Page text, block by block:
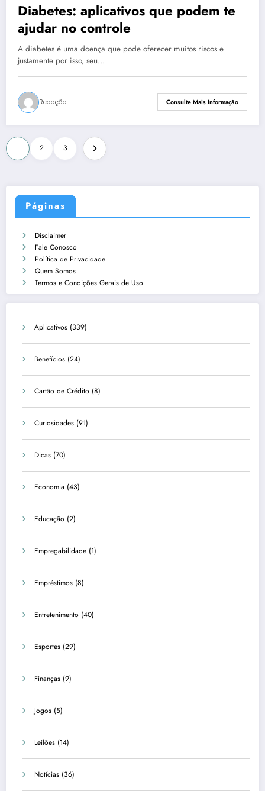
Diabetes: aplicativos que podem te
ajudar no controle
A diabetes é uma doença que pode oferecer muitos riscos e
justamente por isso, seu…
Redação Consulte Mais Informação
Paginação
de
posts
2 3
Páginas
Disclaimer
Fale Conosco
Política de Privacidade
Quem Somos
Termos e Condições Gerais de Uso
Aplicativos (339)
Benefícios (24)
Cartão de Crédito (8)
Curiosidades (91)
Dicas (70)
Economia (43)
Educação (2)
Empregabilidade (1)
Empréstimos (8)
Entretenimento (40)
Esportes (29)
Finanças (9)
Jogos (5)
Leilões (14)
Notícias (36)